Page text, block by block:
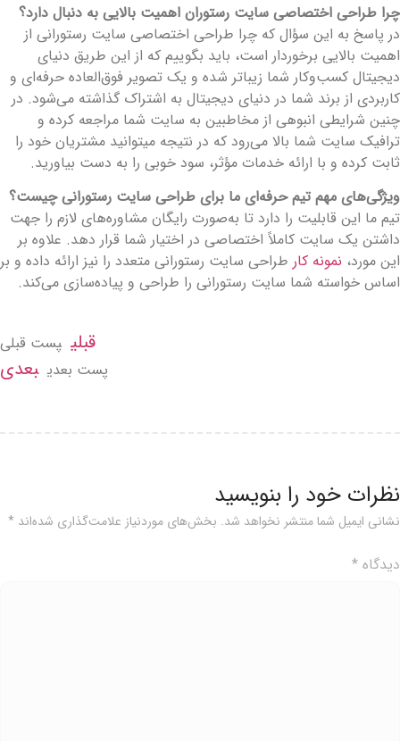
چرا طراحی اختصاصی سایت رستوران اهمیت بالایی به دنبال دارد؟
در پاسخ به این سؤال که چرا طراحی اختصاصی سایت رستورانی از
اهمیت بالایی برخوردار است، باید بگوییم که از این طریق دنیای
دیجیتال کسب‌وکار شما زیباتر شده و یک تصویر فوق‌العاده حرفه‌ای و
کاربردی از برند شما در دنیای دیجیتال به اشتراک گذاشته می‌شود. در
چنین شرایطی انبوهی از مخاطبین به سایت شما مراجعه کرده و
ترافیک سایت شما بالا می‌رود که در نتیجه می­توانید مشتریان خود را
ثابت کرده و با ارائه خدمات مؤثر، سود خوبی را به دست بیاورید.
ویژگی‌های مهم تیم حرفه‌ای ما برای طراحی سایت رستورانی چیست؟
تیم ما این قابلیت را دارد تا به‌صورت رایگان مشاوره‌های لازم را جهت
داشتن یک سایت کاملاً اختصاصی در اختیار شما قرار دهد. علاوه بر
این مورد، نمونه کار طراحی سایت رستورانی متعدد را نیز ارائه داده و بر
اساس خواسته شما سایت رستورانی را طراحی و پیاده‌سازی می‌کند.
قبلی پست قبلی
پست بعدی بعدی
نظرات خود را بنویسید
نشانی ایمیل شما منتشر نخواهد شد. بخش‌های موردنیاز علامت‌گذاری شده‌اند *
دیدگاه *